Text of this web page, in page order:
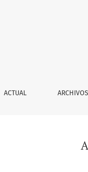
ACTUAL ARCHIVOS